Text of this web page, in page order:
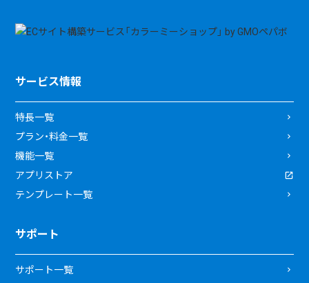
サービス情報
特長一覧
プラン・料金一覧
機能一覧
アプリストア
テンプレート一覧
サポート
サポート一覧